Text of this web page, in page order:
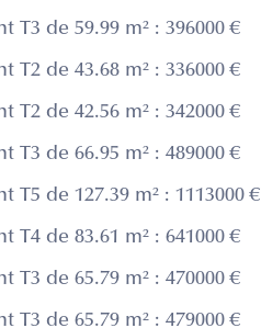
T3 de 59.99 m² : 396000 €
T2 de 43.68 m² : 336000 €
T2 de 42.56 m² : 342000 €
T3 de 66.95 m² : 489000 €
T5 de 127.39 m² : 1113000 €
T4 de 83.61 m² : 641000 €
T3 de 65.79 m² : 470000 €
T3 de 65.79 m² : 479000 €